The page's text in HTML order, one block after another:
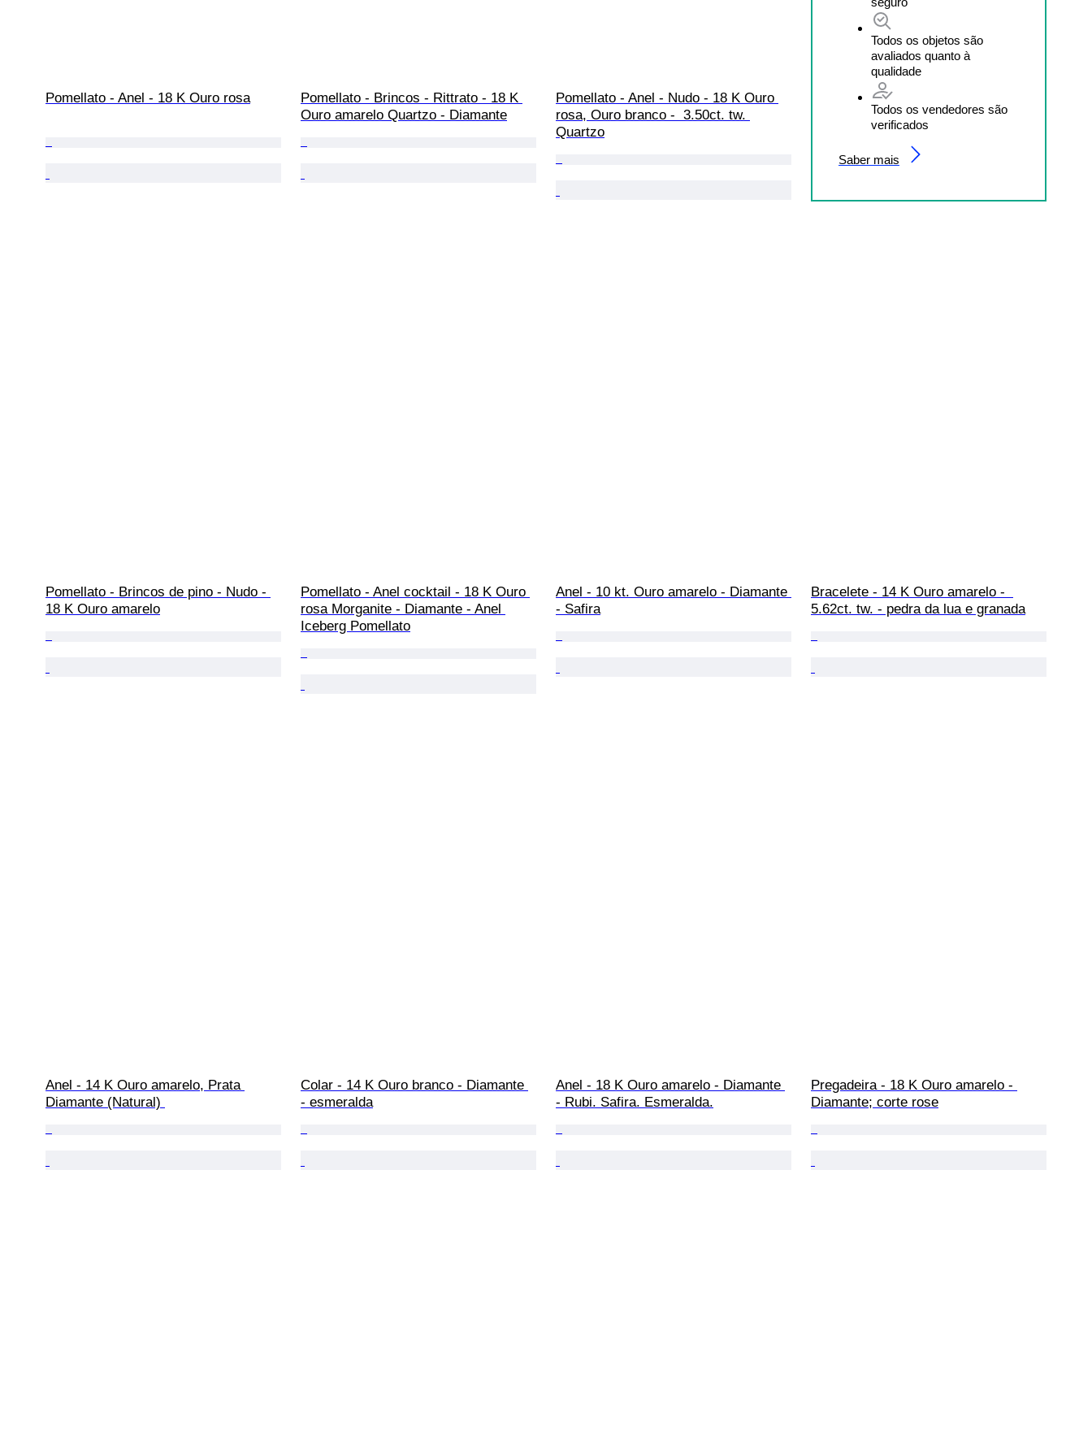
Todos os objetos são
avaliados quanto à
qualidade
Todos os vendedores são
verificados
Saber mais
Pomellato - Anel - 18 K Ouro rosa
Pomellato - Brincos - Rittrato - 18 K
Ouro amarelo Quartzo - Diamante
Pomellato - Anel - Nudo - 18 K Ouro
rosa, Ouro branco -  3.50ct. tw.
Quartzo
Pomellato - Brincos de pino - Nudo -
18 K Ouro amarelo
Pomellato - Anel cocktail - 18 K Ouro
rosa Morganite - Diamante - Anel
Iceberg Pomellato
Anel - 10 kt. Ouro amarelo - Diamante
- Safira
Bracelete - 14 K Ouro amarelo -
5.62ct. tw. - pedra da lua e granada
Anel - 14 K Ouro amarelo, Prata
Diamante (Natural)
Colar - 14 K Ouro branco - Diamante
- esmeralda
Anel - 18 K Ouro amarelo - Diamante
- Rubi. Safira. Esmeralda.
Pregadeira - 18 K Ouro amarelo -
Diamante; corte rose